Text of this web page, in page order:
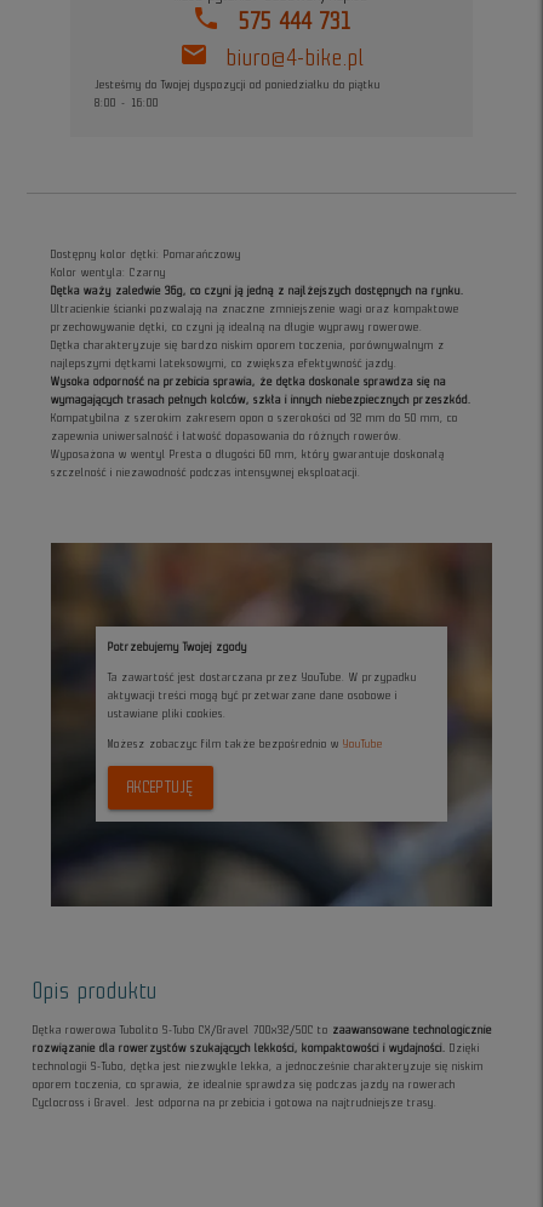
phone 575 444 731
mail biuro@4-bike.pl
Jesteśmy do Twojej dyspozycji od poniedziałku do piątku
8:00 - 16:00
Dostępny kolor dętki: Pomarańczowy
Kolor wentyla: Czarny
Dętka waży zaledwie 36g, co czyni ją jedną z najlżejszych dostępnych na rynku.
Ultracienkie ścianki pozwalają na znaczne zmniejszenie wagi oraz kompaktowe
przechowywanie dętki, co czyni ją idealną na długie wyprawy rowerowe.
Dętka charakteryzuje się bardzo niskim oporem toczenia, porównywalnym z
najlepszymi dętkami lateksowymi, co zwiększa efektywność jazdy.
Wysoka odporność na przebicia sprawia, że dętka doskonale sprawdza się na
wymagających trasach pełnych kolców, szkła i innych niebezpiecznych przeszkód.
Kompatybilna z szerokim zakresem opon o szerokości od 32 mm do 50 mm, co
zapewnia uniwersalność i łatwość dopasowania do różnych rowerów.
Wyposażona w wentyl Presta o długości 60 mm, który gwarantuje doskonałą
szczelność i niezawodność podczas intensywnej eksploatacji.
Potrzebujemy Twojej zgody
Ta zawartość jest dostarczana przez YouTube. W przypadku
aktywacji treści mogą być przetwarzane dane osobowe i
ustawiane pliki cookies.
Możesz zobaczyc film także bezpośrednio w YouTube
AKCEPTUJĘ
Opis produktu
Dętka rowerowa Tubolito S-Tubo CX/Gravel 700x32/50C to zaawansowane technologicznie
rozwiązanie dla rowerzystów szukających lekkości, kompaktowości i wydajności.
Dzięki
technologii S-Tubo, dętka jest niezwykle lekka, a jednocześnie charakteryzuje się niskim
oporem toczenia, co sprawia, że idealnie sprawdza się podczas jazdy na rowerach
Cyclocross i Gravel. Jest odporna na przebicia i gotowa na najtrudniejsze trasy.